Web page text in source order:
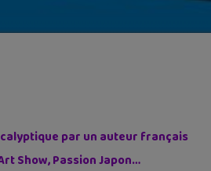
par un auteur français
Show, Passion Japon…